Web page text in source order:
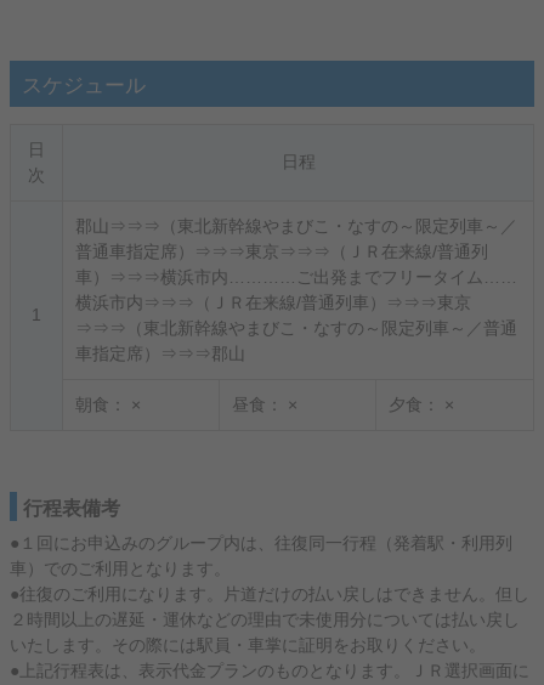
スケジュール
日
次
日程
1
郡山⇒⇒⇒（東北新幹線やまびこ・なすの～限定列車～／
普通車指定席）⇒⇒⇒東京⇒⇒⇒（ＪＲ在来線/普通列
車）⇒⇒⇒横浜市内…………ご出発までフリータイム……
横浜市内⇒⇒⇒（ＪＲ在来線/普通列車）⇒⇒⇒東京
⇒⇒⇒（東北新幹線やまびこ・なすの～限定列車～／普通
車指定席）⇒⇒⇒郡山
朝食： × 昼食： × 夕食： ×
行程表備考
●１回にお申込みのグループ内は、往復同一行程（発着駅・利用列
車）でのご利用となります。
●往復のご利用になります。片道だけの払い戻しはできません。但し
２時間以上の遅延・運休などの理由で未使用分については払い戻し
いたします。その際には駅員・車掌に証明をお取りください。
●上記行程表は、表示代金プランのものとなります。ＪＲ選択画面に